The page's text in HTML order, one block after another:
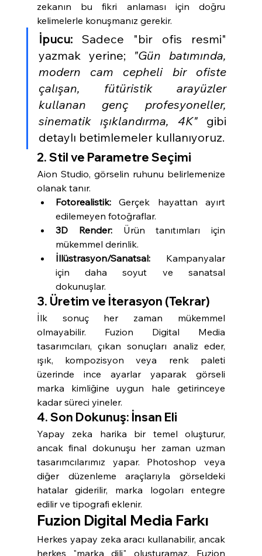
zekanın bu fikri anlaması için doğru
kelimelerle konuşmanız gerekir.
İpucu: Sadece "bir ofis resmi"
yazmak yerine;
"Gün batımında,
modern cam cepheli bir ofiste
çalışan, fütüristik arayüzler
kullanan genç profesyoneller,
sinematik ışıklandırma, 4K" gibi
detaylı betimlemeler kullanıyoruz.
2. Stil ve Parametre Seçimi
Aion Studio, görselin ruhunu belirlemenize
olanak tanır.
Fotorealistik: Gerçek hayattan ayırt
edilemeyen fotoğraflar.
3D Render: Ürün tanıtımları için
mükemmel derinlik.
İllüstrasyon/Sanatsal: Kampanyalar
için daha soyut ve sanatsal
dokunuşlar.
3. Üretim ve İterasyon (Tekrar)
İlk sonuç her zaman mükemmel
olmayabilir. Fuzion Digital Media
tasarımcıları, çıkan sonuçları analiz eder,
ışık, kompozisyon veya renk paleti
üzerinde ince ayarlar yaparak görseli
marka kimliğine uygun hale getirinceye
kadar süreci yineler.
4. Son Dokunuş: İnsan Eli
Yapay zeka harika bir temel oluşturur,
ancak final dokunuşu her zaman uzman
tasarımcılarımız yapar. Photoshop veya
diğer düzenleme araçlarıyla görseldeki
hatalar giderilir, marka logoları entegre
edilir ve tipografi eklenir.
Fuzion Digital Media Farkı
Herkes yapay zeka aracı kullanabilir, ancak
herkes "marka dili" oluşturamaz. Fuzion